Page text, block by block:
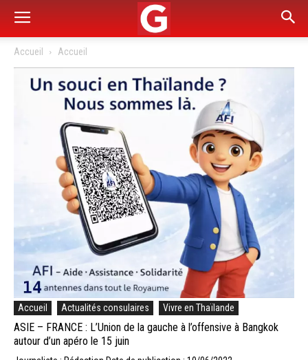
Accueil Accueil
Accueil Actualités consulaires Vivre en Thaïlande
ASIE – FRANCE : L’Union de la gauche à l’offensive à Bangkok
autour d’un apéro le 15 juin